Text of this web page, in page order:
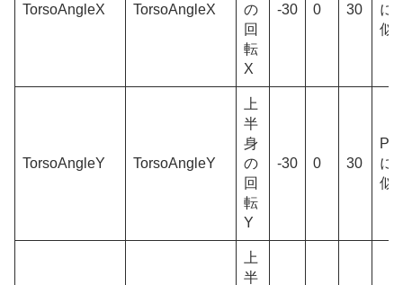
TorsoAngleX TorsoAngleX
の
回
転
X
-30 0 30
に
似
TorsoAngleY TorsoAngleY
上
半
身
の
回
転
Y
-30 0 30
に
似
上
半